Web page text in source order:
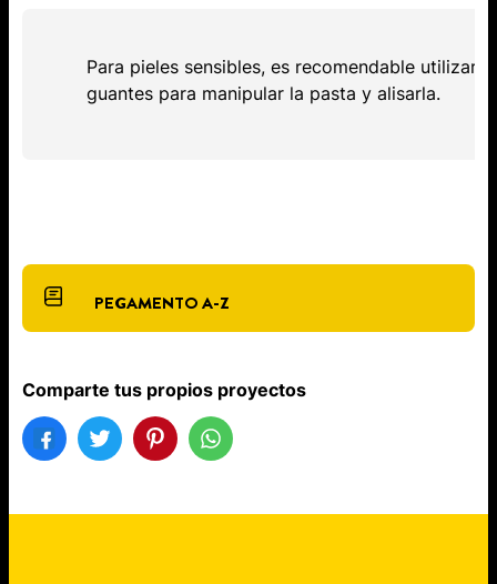
Para pieles sensibles, es recomendable utilizar
guantes para manipular la pasta y alisarla.
PEGAMENTO A-Z
Comparte tus propios proyectos